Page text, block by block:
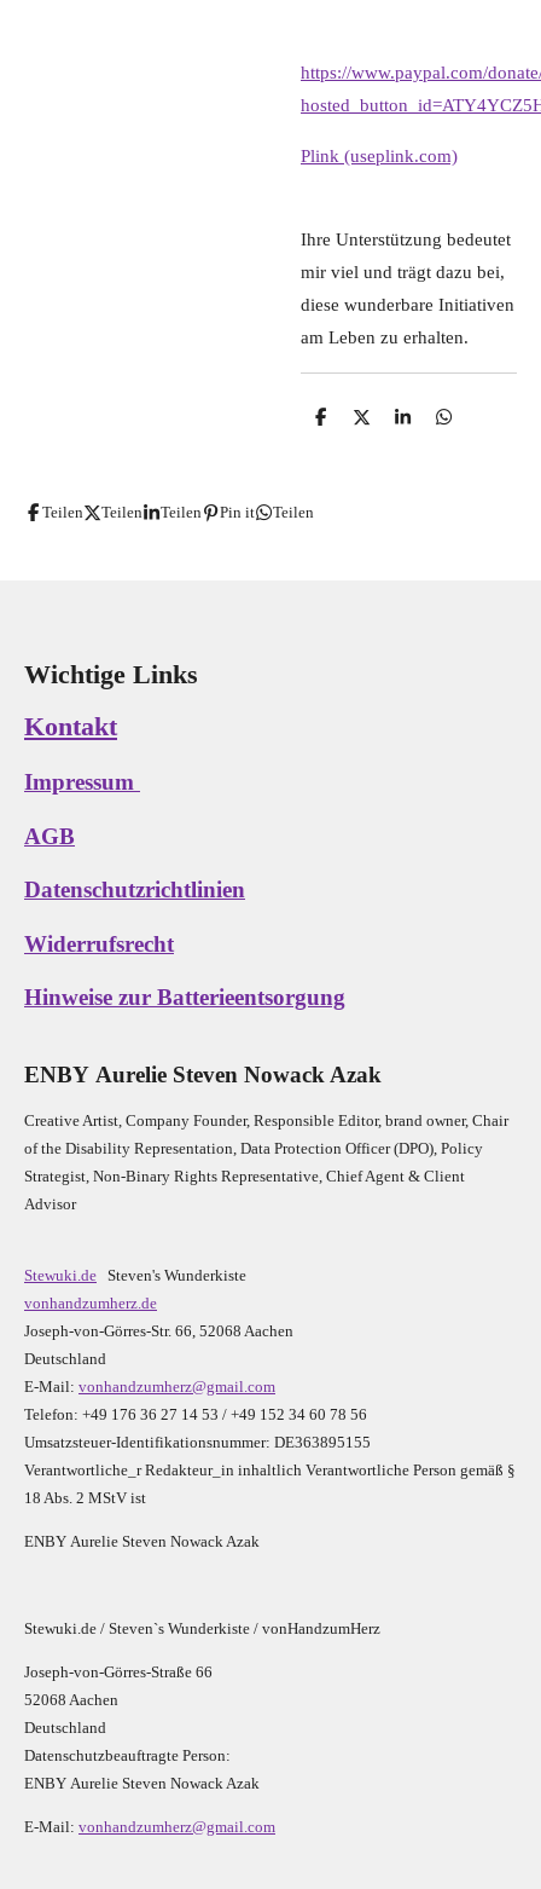
https://www.paypal.com/
Plink (useplink.com)
Ihre Unterstützung bedeutet
mir viel und trägt dazu bei,
diese wunderbare Initiativen
am Leben zu erhalten.
T
T
T
T
Teilen Teilen Teilen Pin it Teilen
Wichtige Links
Kontakt
Impressum
AGB
Datenschutzrichtlinien
Widerrufsrecht
Hinweise zur Batterieentsorgung
ENBY Aurelie Steven Nowack Azak
Creative Artist, Company Founder, Responsible Editor, brand owner, Chair
of the Disability Representation, Data Protection Officer (DPO), Policy
Strategist, Non-Binary Rights Representative, Chief Agent & Client
Advisor
Stewuki.de Steven's Wunderkiste
vonhandzumherz.de
Joseph-von-Görres-Str. 66, 52068 Aachen
Deutschland
E-Mail: vonhandzumherz@gmail.com
Telefon: +49 176 36 27 14 53 / +49 152 34 60 78 56
Umsatzsteuer-Identifikationsnummer: DE363895155
Verantwortliche_r Redakteur_in inhaltlich Verantwortliche Person gemäß §
18 Abs. 2 MStV ist
ENBY Aurelie Steven Nowack Azak
Stewuki.de / Steven`s Wunderkiste / vonHandzumHerz
Joseph-von-Görres-Straße 66
52068 Aachen
Deutschland
Datenschutzbeauftragte Person:
ENBY Aurelie Steven Nowack Azak
E-Mail: vonhandzumherz@gmail.com